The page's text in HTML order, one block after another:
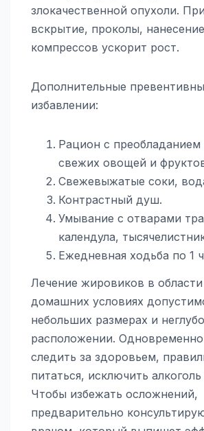
злокачественной опухоли.
вскрытие, проколы,
компрессов ускорит рост.
Дополнительные
избавлении:
Рацион с преобладанием
свежих овощей и
Свежевыжатые соки,
Контрастный душ.
Умывание с отварами
календула,
Ежедневная ходьба по 1
Лечение жировиков в
домашних условиях
небольших размерах и
расположении.
следить за здоровьем,
питаться, исключить
Чтобы избежать осложнений,
предварительно